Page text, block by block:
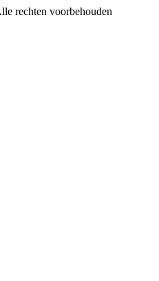
rechten voorbehouden